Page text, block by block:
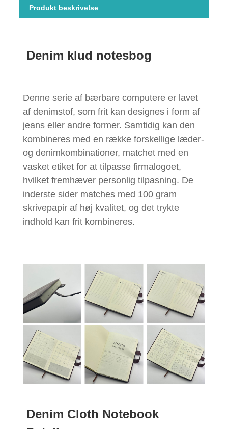
Produkt beskrivelse
Denim klud notesbog
Denne serie af bærbare computere er lavet
af denimstof, som frit kan designes i form af
jeans eller andre former. Samtidig kan den
kombineres med en række forskellige læder-
og denimkombinationer, matchet med en
vasket etiket for at tilpasse firmalogoet,
hvilket fremhæver personlig tilpasning. De
inderste sider matches med 100 gram
skrivepapir af høj kvalitet, og det trykte
indhold kan frit kombineres.
Denim Cloth Notebook